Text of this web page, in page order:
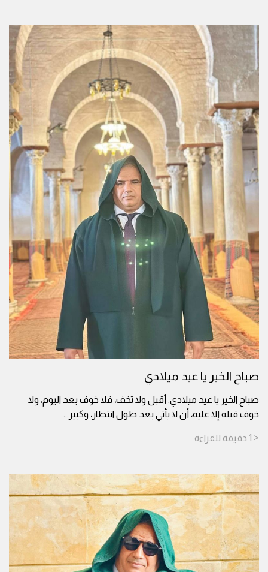
صباح الخير يا عيد ميلادي
صباح الخير يا عيد ميلادي. أقبل ولا تخف، فلا خوف بعد اليوم، ولا
خوف قبله إلا عليه، أن لا يأتي بعد طول انتظار، وكبير ...
< 1 دقيقة للقراءة